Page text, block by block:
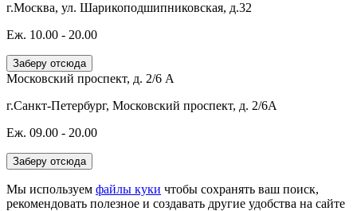
г.Москва, ул. Шарикоподшипниковская, д.32
Еж. 10.00 - 20.00
Заберу отсюда
Московский проспект, д. 2/6 А
г.Санкт-Петербург, Московский проспект, д. 2/6А
Еж. 09.00 - 20.00
Заберу отсюда
Мы используем файлы куки чтобы сохранять ваш поиск,
рекомендовать полезное и создавать другие удобства на сайте